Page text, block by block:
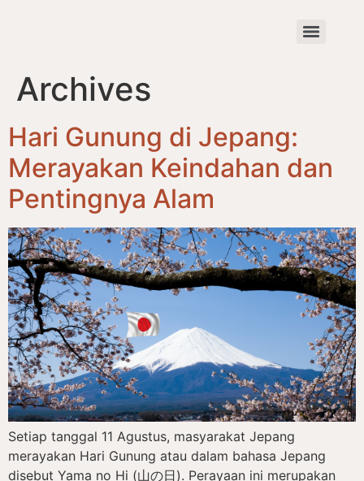
Archives
Hari Gunung di Jepang:
Merayakan Keindahan dan
Pentingnya Alam
Setiap tanggal 11 Agustus, masyarakat Jepang
merayakan Hari Gunung atau dalam bahasa Jepang
disebut Yama no Hi (山の日). Perayaan ini merupakan